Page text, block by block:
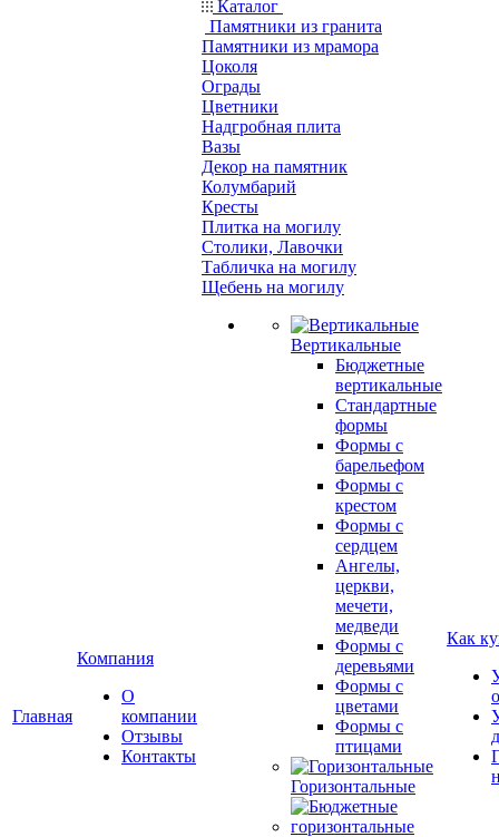
Главная
Компания
О
компании
Отзывы
Контакты
Каталог
Памятники из гранита
Памятники из мрамора
Цоколя
Ограды
Цветники
Надгробная плита
Вазы
Декор на памятник
Колумбарий
Кресты
Плитка на могилу
Столики, Лавочки
Табличка на могилу
Щебень на могилу
Вертикальные
Бюджетные
вертикальные
Стандартные
формы
Формы с
барельефом
Формы с
крестом
Формы с
сердцем
Ангелы,
церкви,
мечети,
медведи
Формы с
деревьями
Формы с
цветами
Формы с
птицами
Горизонтальные
Как